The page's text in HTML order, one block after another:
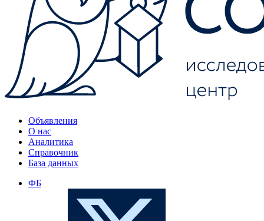
Объявления
О нас
Аналитика
Справочник
База данных
ФБ